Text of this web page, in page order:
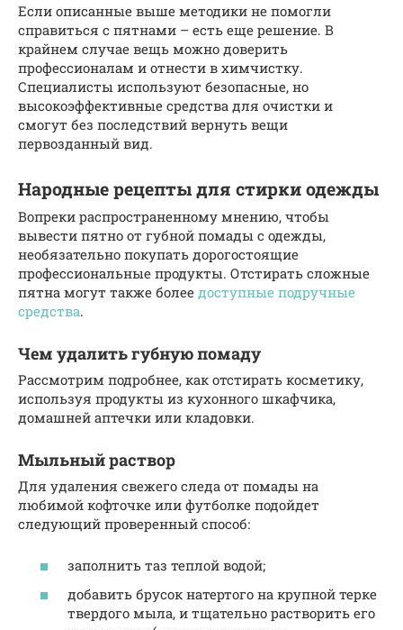
Если описанные выше методики не помогли
справиться с пятнами – есть еще решение. В
крайнем случае вещь можно доверить
профессионалам и отнести в химчистку.
Специалисты используют безопасные, но
высокоэффективные средства для очистки и
смогут без последствий вернуть вещи
первозданный вид.
Народные рецепты для стирки одежды
Вопреки распространенному мнению, чтобы
вывести пятно от губной помады с одежды,
необязательно покупать дорогостоящие
профессиональные продукты. Отстирать сложные
пятна могут также более доступные подручные
средства.
Чем удалить губную помаду
Рассмотрим подробнее, как отстирать косметику,
используя продукты из кухонного шкафчика,
домашней аптечки или кладовки.
Мыльный раствор
Для удаления свежего следа от помады на
любимой кофточке или футболке подойдет
следующий проверенный способ:
заполнить таз теплой водой;
добавить брусок натертого на крупной терке
твердого мыла, и тщательно растворить его